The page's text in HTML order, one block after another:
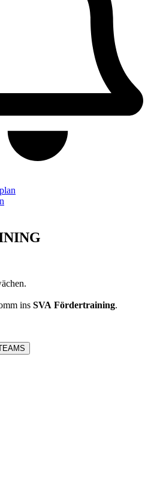
ins SVA Fördertraining.